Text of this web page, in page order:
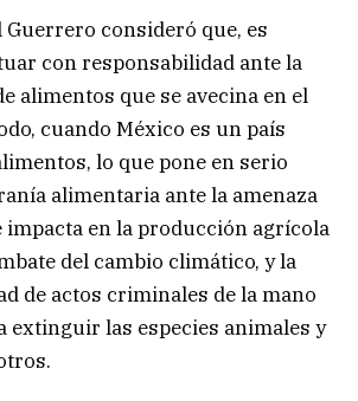
Guerrero consideró que, es
con responsabilidad ante la
alimentos que se avecina en el
cuando México es un país
lo que pone en serio
alimentaria ante la amenaza
impacta en la producción agrícola
del cambio climático, y la
de actos criminales de la mano
extinguir las especies animales y